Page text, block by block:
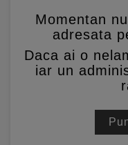
Momentan
adresata
Daca ai o
iar un